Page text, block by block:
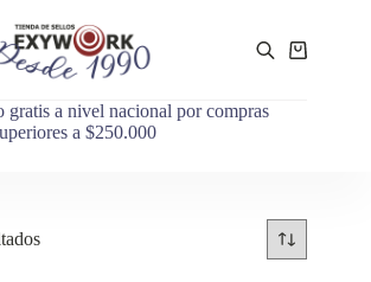
gratis a nivel nacional por compras
a $250.000